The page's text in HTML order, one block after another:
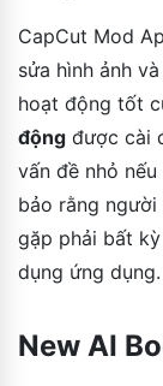
CapCut Mod
sửa hình ảnh
hoạt động tốt
động được cài
vấn đề nhỏ
bảo rằng
gặp phải bất
dụng ứng dụng.
New AI